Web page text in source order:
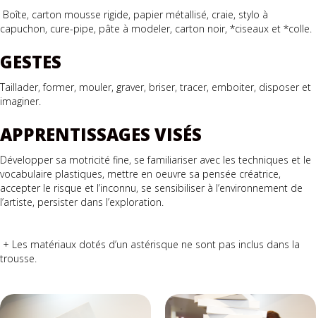
Boîte, carton mousse rigide, papier métallisé, craie, stylo à
capuchon, cure-pipe, pâte à modeler, carton noir, *ciseaux et *colle.
GESTES
Taillader, former, mouler, graver, briser, tracer, emboiter, disposer et
imaginer.
APPRENTISSAGES VISÉS
Développer sa motricité fine, se familiariser avec les techniques et le
vocabulaire plastiques, mettre en oeuvre sa pensée créatrice,
accepter le risque et l’inconnu, se sensibiliser à l’environnement de
l’artiste, persister dans l’exploration.
+ Les matériaux dotés d’un astérisque ne sont pas inclus dans la
trousse.